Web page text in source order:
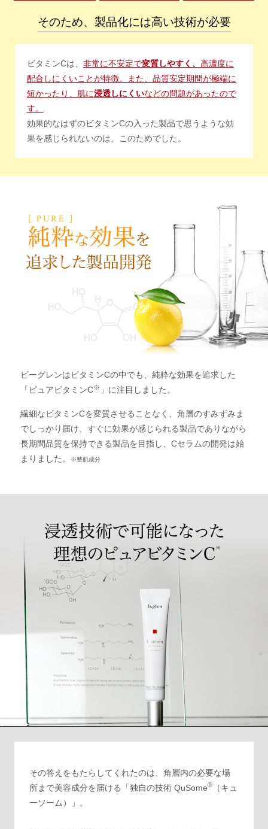
そのため、製品化には高い技術が必要
ビタミンCは、 非常に不安定で変質しやすく、 高濃度に
配合しにくいことが特徴。また、品質安定期間が極端に
短かったり、肌に浸透しにくいなどの問題があったので
す。
効果的なはずのビタミンCの入った製品で思うような効
果を感じられないのは、このためでした。
ビーグレンはビタミンCの中でも、純粋な効果を追求した
「ピュアビタミンC※ 」に注目しました。
繊細なビタミンCを変質させることなく、角層のすみずみま
でしっかり届け、すぐに効果が感じられる製品でありながら
長期間品質を保持できる製品を目指し、Cセラムの開発は始
まりました。
※整肌成分
その答えをもたらしてくれたのは、角層内の必要な場
所まで美容成分を届ける「独自の技術 QuSome®
（キュ
ーソーム）」。